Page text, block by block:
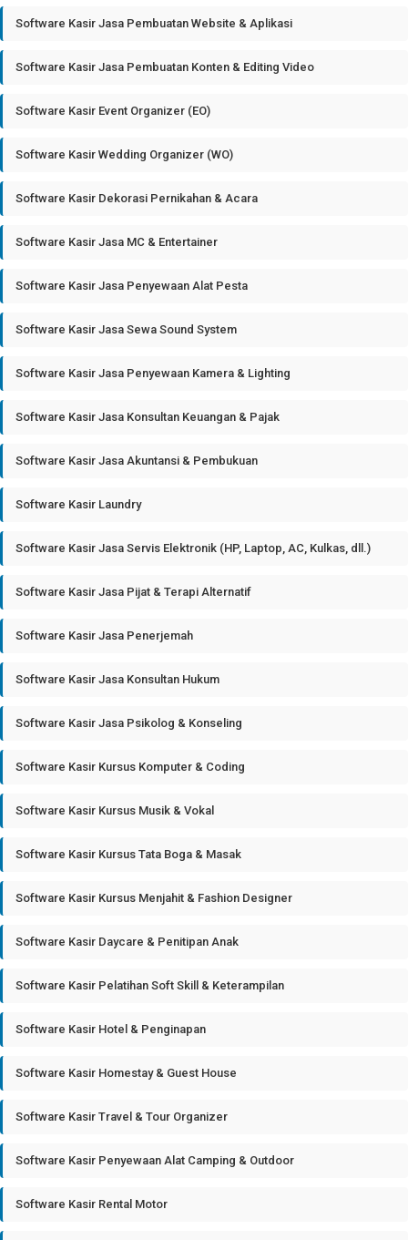
Software Kasir Jasa Pembuatan Website & Aplikasi
Software Kasir Jasa Pembuatan Konten & Editing Video
Software Kasir Event Organizer (EO)
Software Kasir Wedding Organizer (WO)
Software Kasir Dekorasi Pernikahan & Acara
Software Kasir Jasa MC & Entertainer
Software Kasir Jasa Penyewaan Alat Pesta
Software Kasir Jasa Sewa Sound System
Software Kasir Jasa Penyewaan Kamera & Lighting
Software Kasir Jasa Konsultan Keuangan & Pajak
Software Kasir Jasa Akuntansi & Pembukuan
Software Kasir Laundry
Software Kasir Jasa Servis Elektronik (HP, Laptop, AC, Kulkas, dll.)
Software Kasir Jasa Pijat & Terapi Alternatif
Software Kasir Jasa Penerjemah
Software Kasir Jasa Konsultan Hukum
Software Kasir Jasa Psikolog & Konseling
Software Kasir Kursus Komputer & Coding
Software Kasir Kursus Musik & Vokal
Software Kasir Kursus Tata Boga & Masak
Software Kasir Kursus Menjahit & Fashion Designer
Software Kasir Daycare & Penitipan Anak
Software Kasir Pelatihan Soft Skill & Keterampilan
Software Kasir Hotel & Penginapan
Software Kasir Homestay & Guest House
Software Kasir Travel & Tour Organizer
Software Kasir Penyewaan Alat Camping & Outdoor
Software Kasir Rental Motor